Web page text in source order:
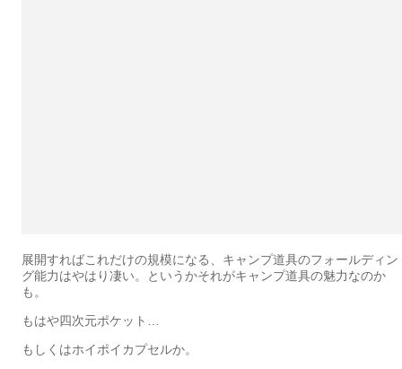
展開すればこれだけの規模になる、キャンプ道具のフォールディン
グ能力はやはり凄い。というかそれがキャンプ道具の魅力なのか
も。
もはや四次元ポケット…
もしくはホイポイカプセルか。